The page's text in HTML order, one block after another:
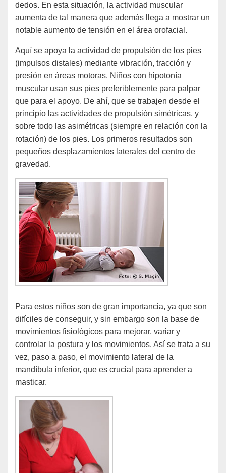
dedos. En esta situación, la actividad muscular
aumenta de tal manera que además llega a mostrar un
notable aumento de tensión en el área orofacial.
Aquí se apoya la actividad de propulsión de los pies
(impulsos distales) mediante vibración, tracción y
presión en áreas motoras. Niños con hipotonía
muscular usan sus pies preferiblemente para palpar
que para el apoyo. De ahí, que se trabajen desde el
principio las actividades de propulsión simétricas, y
sobre todo las asimétricas (siempre en relación con la
rotación) de los pies. Los primeros resultados son
pequeños desplazamientos laterales del centro de
gravedad.
Para estos niños son de gran importancia, ya que son
difíciles de conseguir, y sin embargo son la base de
movimientos fisiológicos para mejorar, variar y
controlar la postura y los movimientos. Así se trata a su
vez, paso a paso, el movimiento lateral de la
mandíbula inferior, que es crucial para aprender a
masticar.